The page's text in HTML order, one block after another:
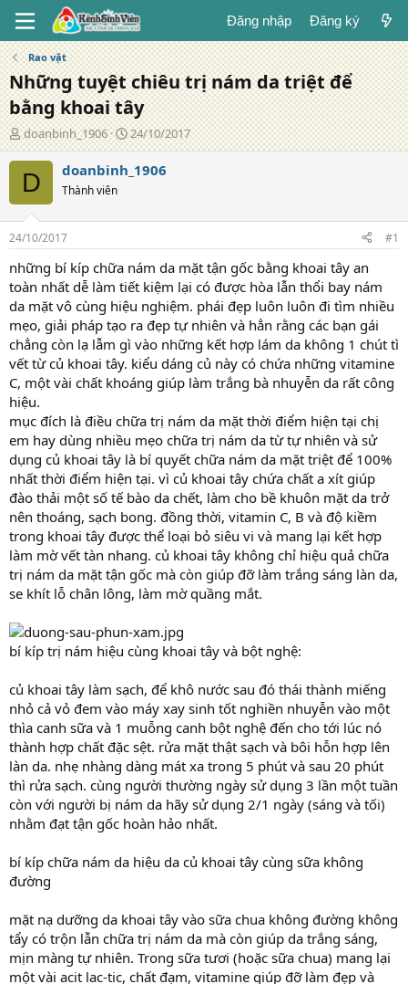
Đăng nhập Đăng ký
Rao vặt
Những tuyệt chiêu trị nám da triệt để
bằng khoai tây
T
á
c
g
ả
doanbinh_1906
N
g
à
y
g
24/10/2017
D doanbinh_1906
Thành viên
24/10/2017 #1
những bí kíp chữa nám da mặt tận gốc bằng khoai tây an
toàn nhất dễ làm tiết kiệm lại có được hòa lẫn thổi bay nám
da mặt vô cùng hiệu nghiệm. phái đẹp luôn luôn đi tìm nhiều
mẹo, giải pháp tạo ra đẹp tự nhiên và hẳn rằng các bạn gái
chẳng còn lạ lẫm gì vào những kết hợp lám da không 1 chút tì
vết từ củ khoai tây. kiểu dáng củ này có chứa những vitamine
C, một vài chất khoáng giúp làm trắng bà nhuyễn da rất công
hiệu.
mục đích là điều chữa trị nám da mặt thời điểm hiện tại chị
em hay dùng nhiều mẹo chữa trị nám da từ tự nhiên và sử
dụng củ khoai tây là bí quyết chữa nám da mặt triệt để 100%
nhất thời điểm hiện tại. vì củ khoai tây chứa chất a xít giúp
đào thải một số tế bào da chết, làm cho bề khuôn mặt da trở
nên thoáng, sạch bong. đồng thời, vitamin C, B và độ kiềm
trong khoai tây được thể loại bỏ siêu vi và mang lại kết hợp
làm mờ vết tàn nhang. củ khoai tây không chỉ hiệu quả chữa
trị nám da mặt tận gốc mà còn giúp đỡ làm trắng sáng làn da,
se khít lỗ chân lông, làm mờ quầng mắt.
bí kíp trị nám hiệu cùng khoai tây và bột nghệ:
củ khoai tây làm sạch, để khô nước sau đó thái thành miếng
nhỏ cả vỏ đem vào máy xay sinh tốt nghiền nhuyễn vào một
thìa canh sữa và 1 muỗng canh bột nghệ đến cho tới lúc nó
thành hợp chất đặc sệt. rửa mặt thật sạch và bôi hỗn hợp lên
làn da. nhẹ nhàng dàng mát xa trong 5 phút và sau 20 phút
thì rửa sạch. cùng người thường ngày sử dụng 3 lần một tuần
còn với người bị nám da hãy sử dụng 2/1 ngày (sáng và tối)
nhằm đạt tận gốc hoàn hảo nhất.
bí kíp chữa nám da hiệu da củ khoai tây cùng sữa không
đường
mặt nạ dưỡng da khoai tây vào sữa chua không đường không
tẩy có trộn lẫn chữa trị nám da mà còn giúp da trắng sáng,
mịn màng tự nhiên. Trong sữa tươi (hoặc sữa chua) mang lại
một vài acit lac-tic, chất đạm, vitamine giúp đỡ làm đẹp và